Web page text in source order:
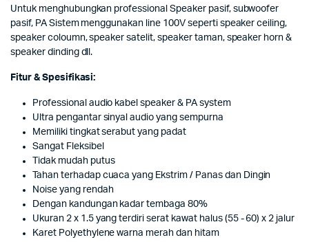
Untuk menghubungkan professional Speaker pasif, subwoofer
pasif, PA Sistem menggunakan line 100V seperti speaker ceiling,
speaker coloumn, speaker satelit, speaker taman, speaker horn &
speaker dinding dll.
Fitur & Spesifikasi:
Professional audio kabel speaker & PA system
Ultra pengantar sinyal audio yang sempurna
Memiliki tingkat serabut yang padat
Sangat Fleksibel
Tidak mudah putus
Tahan terhadap cuaca yang Ekstrim / Panas dan Dingin
Noise yang rendah
Dengan kandungan kadar tembaga 80%
Ukuran 2 x 1.5 yang terdiri serat kawat halus (55 - 60) x 2 jalur
Karet Polyethylene warna merah dan hitam